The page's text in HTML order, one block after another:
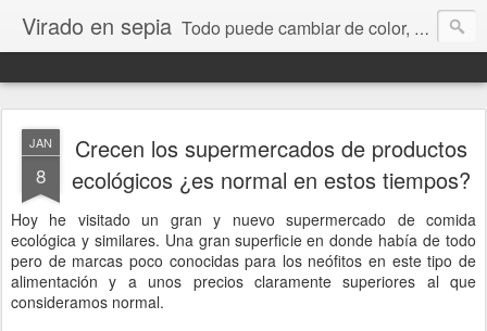
Virado en sepia Todo puede cambiar de color, depende de nosotros y de nuestra capacidad para aprender a mirar. Hablamos de sociedad, economía, empresa, política, RRHH, formación. De Historia reciente, de educación y de temas sociales.
JAN
8
Crecen los supermercados de productos
ecológicos ¿es normal en estos tiempos?
Hoy he visitado un gran y nuevo supermercado de comida
ecológica y similares. Una gran superficie en donde había de todo
pero de marcas poco conocidas para los neófitos en este tipo de
alimentación y a unos precios claramente superiores al que
consideramos normal.